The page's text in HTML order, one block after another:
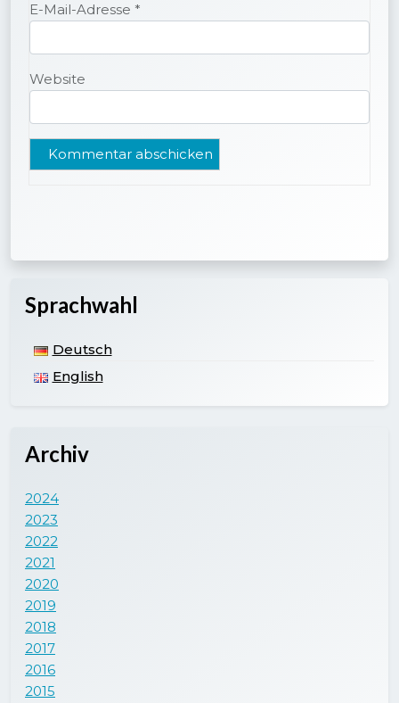
E-Mail-Adresse *
Website
Sprachwahl
Deutsch
English
Archiv
2024
2023
2022
2021
2020
2019
2018
2017
2016
2015